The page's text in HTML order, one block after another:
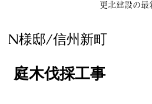
更北建設の最
​N様邸/信州新町
庭木伐採工事